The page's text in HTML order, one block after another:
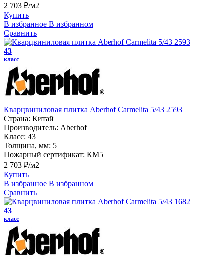
2 703 ₽/м2
Купить
В избранное В избранном
Сравнить
43
класс
Кварцвиниловая плитка Aberhof Carmelita 5/43 2593
Страна: Китай
Производитель: Aberhof
Класс: 43
Толщина, мм: 5
Пожарный сертификат: КМ5
2 703 ₽/м2
Купить
В избранное В избранном
Сравнить
43
класс